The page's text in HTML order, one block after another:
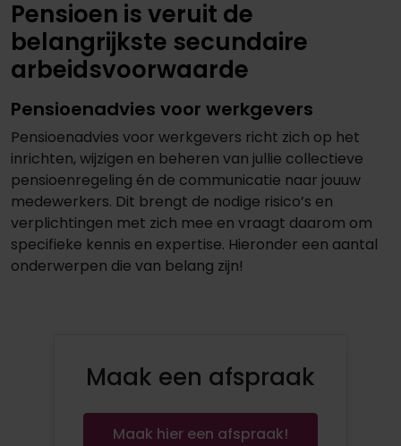
Pensioen is veruit de
belangrijkste secundaire
arbeidsvoorwaarde
Pensioenadvies voor werkgevers
Pensioenadvies voor werkgevers richt zich op het
inrichten, wijzigen en beheren van jullie collectieve
pensioenregeling én de communicatie naar jouuw
medewerkers. Dit brengt de nodige risico’s en
verplichtingen met zich mee en vraagt daarom om
specifieke kennis en expertise. Hieronder een aantal
onderwerpen die van belang zijn!
Maak een afspraak
Maak hier een afspraak!